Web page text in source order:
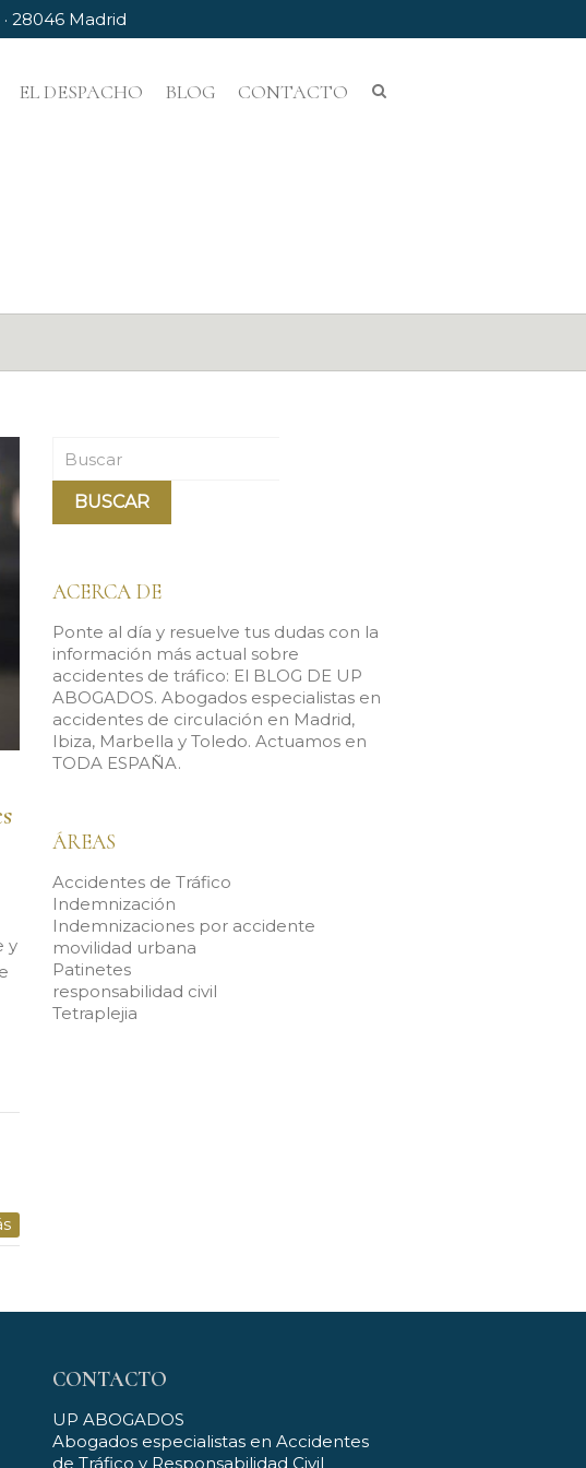
· 28046 Madrid
EL DESPACHO BLOG CONTACTO
y
ACERCA DE
Ponte al día y resuelve tus dudas con la
información más actual sobre
accidentes de tráfico: El BLOG DE UP
ABOGADOS. Abogados especialistas en
accidentes de circulación en Madrid,
Ibiza, Marbella y Toledo. Actuamos en
TODA ESPAÑA.
ÁREAS
Accidentes de Tráfico
Indemnización
Indemnizaciones por accidente
movilidad urbana
Patinetes
responsabilidad civil
Tetraplejia
CONTACTO
UP ABOGADOS
Abogados especialistas en Accidentes
de Tráfico y Responsabilidad Civil